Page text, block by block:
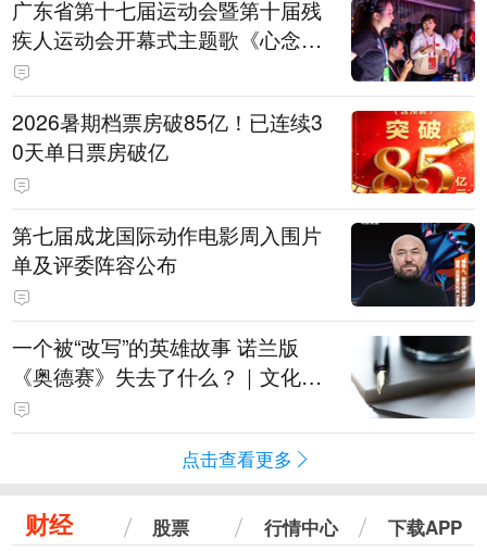
广东省第十七届运动会暨第十届残
疾人运动会开幕式主题歌《心念山
海》MV正式发布
2026暑期档票房破85亿！已连续3
0天单日票房破亿
第七届成龙国际动作电影周入围片
单及评委阵容公布
一个被“改写”的英雄故事 诺兰版
《奥德赛》失去了什么？｜文化观
察
点击查看更多
财经 股票 行情中心 下载APP